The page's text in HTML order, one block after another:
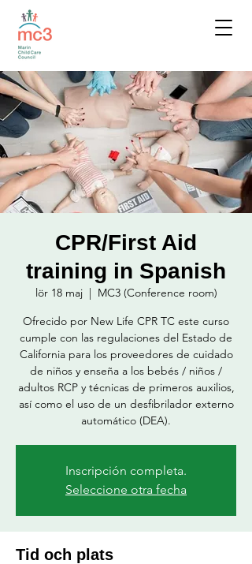
CPR/First Aid
training in Spanish
lör 18 maj
  |
MC3 (Conference room)
Ofrecido por New Life CPR TC este curso
cumple con las regulaciones del Estado de
California para los proveedores de cuidado
de niños y enseña a los bebés / niños /
adultos RCP y técnicas de primeros auxilios,
así como el uso de un desfibrilador externo
automático (DEA).
Inscripción completa.
Seleccione otra fecha
Tid och plats